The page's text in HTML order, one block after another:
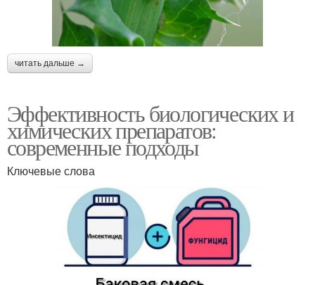
читать дальше →
Эффективность биологических и
химических препаратов:
современные подходы
Ключевые слова